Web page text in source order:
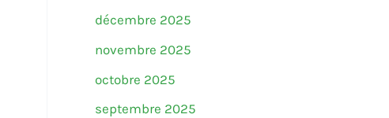
décembre 2025
novembre 2025
octobre 2025
septembre 2025